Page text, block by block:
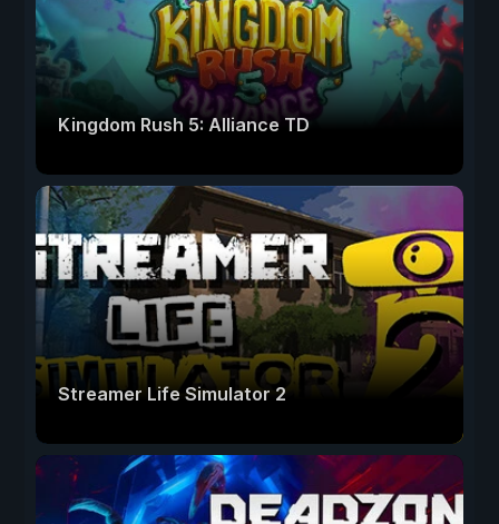
Kingdom Rush 5: Alliance TD
Streamer Life Simulator 2